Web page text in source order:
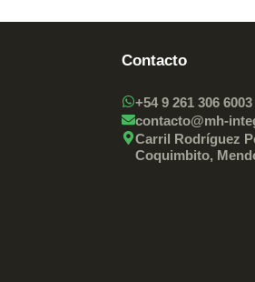
Contacto
+54 9 261 306 6003
contacto@mh-
Carril Rodríguez
Coquimbito,